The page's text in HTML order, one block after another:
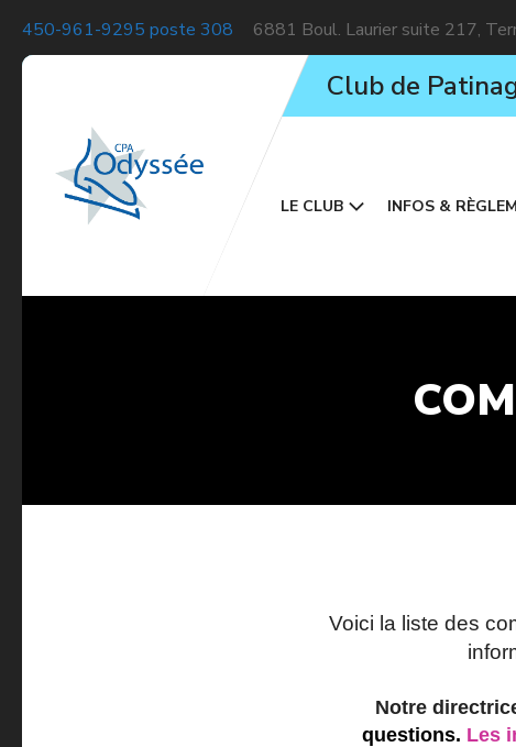
450-961-9295 poste 308 6881 Boul. Laurier suite 217,
Club de
LE CLUB INFOS &
Voici la liste des
Notre
questions. Les